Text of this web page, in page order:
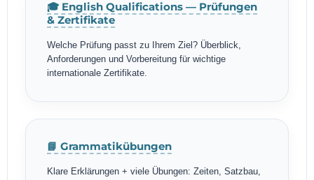
🎓 English Qualifications — Prüfungen
& Zertifikate
Welche Prüfung passt zu Ihrem Ziel? Überblick,
Anforderungen und Vorbereitung für wichtige
internationale Zertifikate.
📘 Grammatikübungen
Klare Erklärungen + viele Übungen: Zeiten, Satzbau,